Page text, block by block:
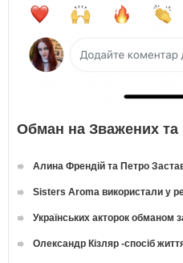
Обман на Зважених
Алина Френдій та Петро
Sisters Aroma використали у
Українських акторок
Олександр Кізляр -спосіб